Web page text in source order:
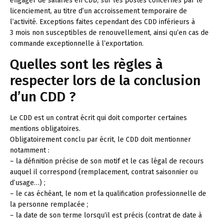
licenciement, au titre d’un accroissement temporaire de
l’activité. Exceptions faites cependant des CDD inférieurs à
3 mois non susceptibles de renouvellement, ainsi qu’en cas de
commande exceptionnelle à l’exportation.
Quelles sont les règles à
respecter lors de la conclusion
d’un CDD ?
Le CDD est un contrat écrit qui doit comporter certaines
mentions obligatoires.
Obligatoirement conclu par écrit, le CDD doit mentionner
notamment :
– la définition précise de son motif et le cas légal de recours
auquel il correspond (remplacement, contrat saisonnier ou
d’usage…) ;
– le cas échéant, le nom et la qualification professionnelle de
la personne remplacée ;
– la date de son terme lorsqu’il est précis (contrat de date à